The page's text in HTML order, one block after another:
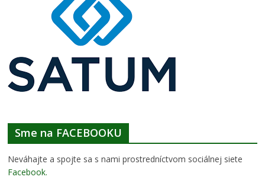
Sme na FACEBOOKU
Neváhajte a spojte sa s nami prostredníctvom sociálnej siete
Facebook.